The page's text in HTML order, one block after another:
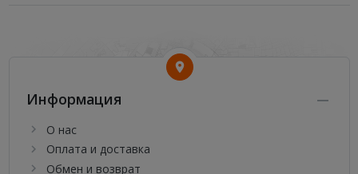
Информация
О нас
Оплата и доставка
Обмен и возврат